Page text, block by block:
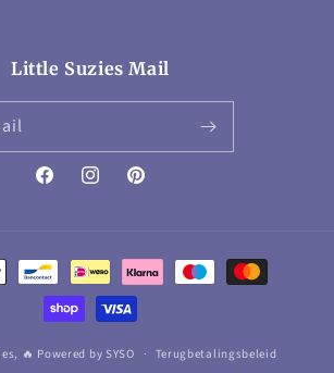
Little Suzies Mail
FacebookInstagramPinterest
🔥 Powered by SYSO Terugbetalingsbeleid